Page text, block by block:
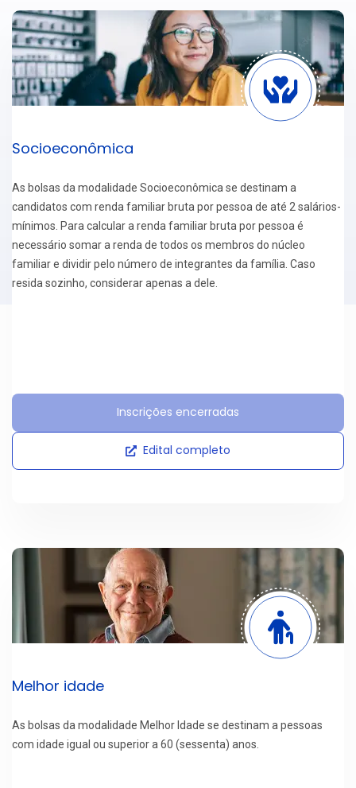
Socioeconômica
As bolsas da modalidade Socioeconômica se destinam a
candidatos com renda familiar bruta por pessoa de até 2 salários-
mínimos. Para calcular a renda familiar bruta por pessoa é
necessário somar a renda de todos os membros do núcleo
familiar e dividir pelo número de integrantes da família. Caso
resida sozinho, considerar apenas a dele.
Inscrições encerradas
Edital completo
Melhor idade
As bolsas da modalidade Melhor Idade se destinam a pessoas
com idade igual ou superior a 60 (sessenta) anos.